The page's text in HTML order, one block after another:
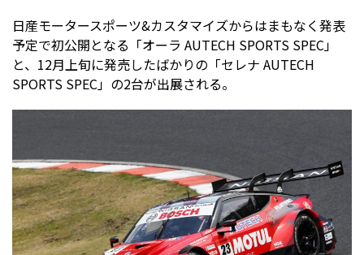
日産モータースポーツ&カスタマイズからはまもなく発表
予定で初公開となる「オーラ AUTECH SPORTS SPEC」
と、12月上旬に発売したばかりの「セレナ AUTECH
SPORTS SPEC」の2台が出展される。